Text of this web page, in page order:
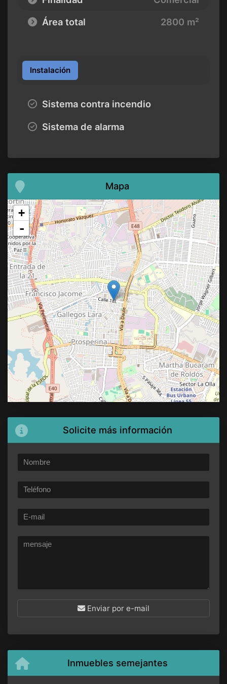
Área total
2800 m²
Instalación
Sistema contra incendio
Sistema de alarma
Mapa
+
-
Solicite más información
Enviar por e-mail
Inmuebles semejantes